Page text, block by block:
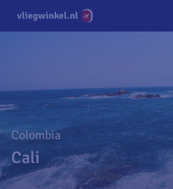
Colombia
Cali